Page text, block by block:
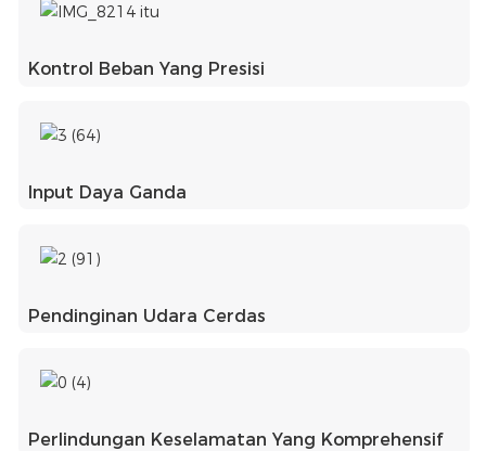
Kontrol Beban Yang Presisi
Input Daya Ganda
Pendinginan Udara Cerdas
Perlindungan Keselamatan Yang Komprehensif